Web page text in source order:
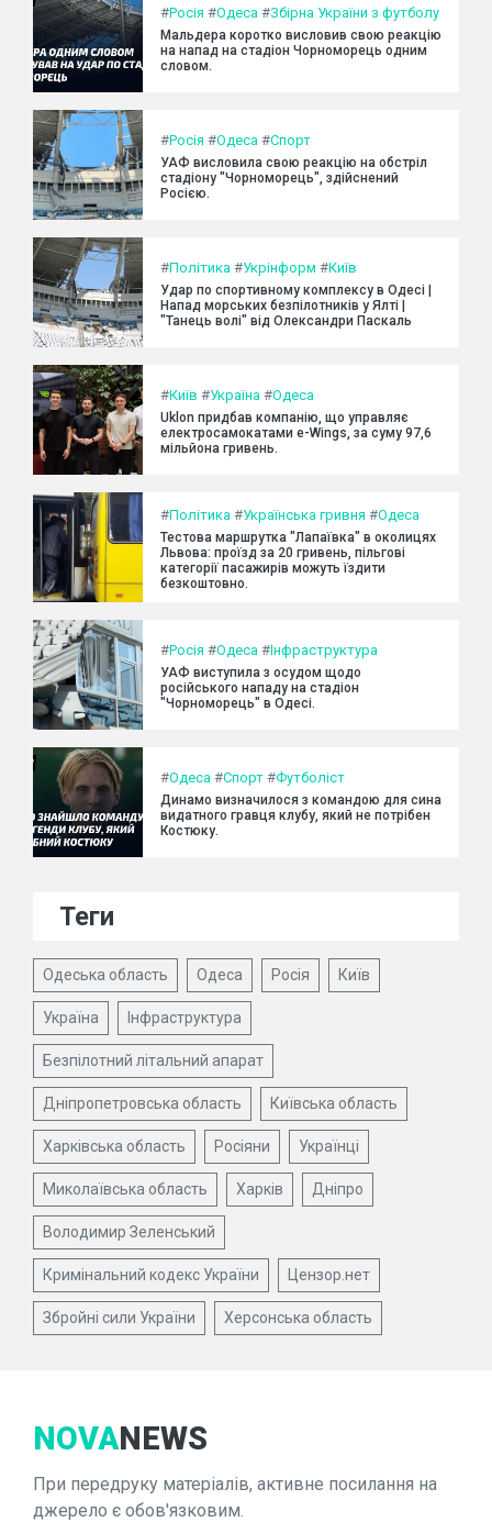
#Росія #Одеса #Збірна України з футболу
Мальдера коротко висловив свою реакцію
на напад на стадіон Чорноморець одним
словом.
#Росія #Одеса #Спорт
УАФ висловила свою реакцію на обстріл
стадіону "Чорноморець", здійснений
Росією.
#Політика #Укрінформ #Київ
Удар по спортивному комплексу в Одесі |
Напад морських безпілотників у Ялті |
"Танець волі" від Олександри Паскаль
#Київ #Україна #Одеса
Uklon придбав компанію, що управляє
електросамокатами e-Wings, за суму 97,6
мільйона гривень.
#Політика #Українська гривня #Одеса
Тестова маршрутка "Лапаївка" в околицях
Львова: проїзд за 20 гривень, пільгові
категорії пасажирів можуть їздити
безкоштовно.
#Росія #Одеса #Інфраструктура
УАФ виступила з осудом щодо
російського нападу на стадіон
"Чорноморець" в Одесі.
#Одеса #Спорт #Футболіст
Динамо визначилося з командою для сина
видатного гравця клубу, який не потрібен
Костюку.
Теги
Одеська область Одеса Росія Київ
Україна Інфраструктура
Безпілотний літальний апарат
Дніпропетровська область Київська область
Харківська область Росіяни Українці
Миколаївська область Харків Дніпро
Володимир Зеленський
Кримінальний кодекс України Цензор.нет
Збройні сили України Херсонська область
NOVANEWS
При передруку матеріалів, активне посилання на
джерело є обов'язковим.